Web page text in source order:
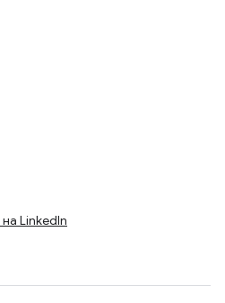
LinkedIn